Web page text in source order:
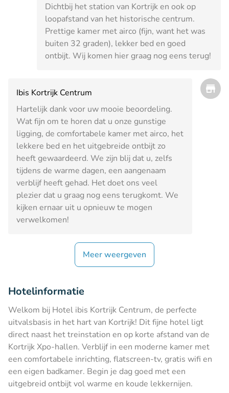
Dichtbij het station van Kortrijk en ook op
loopafstand van het historische centrum.
Prettige kamer met airco (fijn, want het was
buiten 32 graden), lekker bed en goed
ontbijt. Wij komen hier graag nog eens terug!
Ibis Kortrijk Centrum
Hartelijk dank voor uw mooie beoordeling.
Wat fijn om te horen dat u onze gunstige
ligging, de comfortabele kamer met airco, het
lekkere bed en het uitgebreide ontbijt zo
heeft gewaardeerd. We zijn blij dat u, zelfs
tijdens de warme dagen, een aangenaam
verblijf heeft gehad. Het doet ons veel
plezier dat u graag nog eens terugkomt. We
kijken ernaar uit u opnieuw te mogen
verwelkomen!
Meer weergeven
Hotelinformatie
Welkom bij Hotel ibis Kortrijk Centrum, de perfecte
uitvalsbasis in het hart van Kortrijk! Dit fijne hotel ligt
direct naast het treinstation en op korte afstand van de
Kortrijk Xpo-hallen. Verblijf in een moderne kamer met
een comfortabele inrichting, flatscreen-tv, gratis wifi en
een eigen badkamer. Begin je dag goed met een
uitgebreid ontbijt vol warme en koude lekkernijen.